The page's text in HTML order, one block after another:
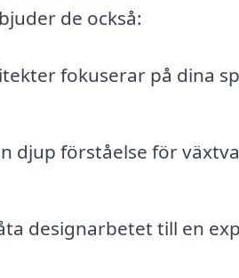
de också:
fokuserar på dina
djup förståelse för
designarbetet till en